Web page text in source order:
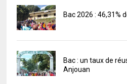
Bac 2026 : 46,31%
Bac : un taux de
Anjouan